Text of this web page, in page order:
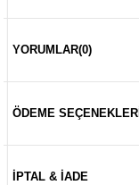
YORUMLAR(0)
ÖDEME SEÇENEKLERI
İPTAL & İADE